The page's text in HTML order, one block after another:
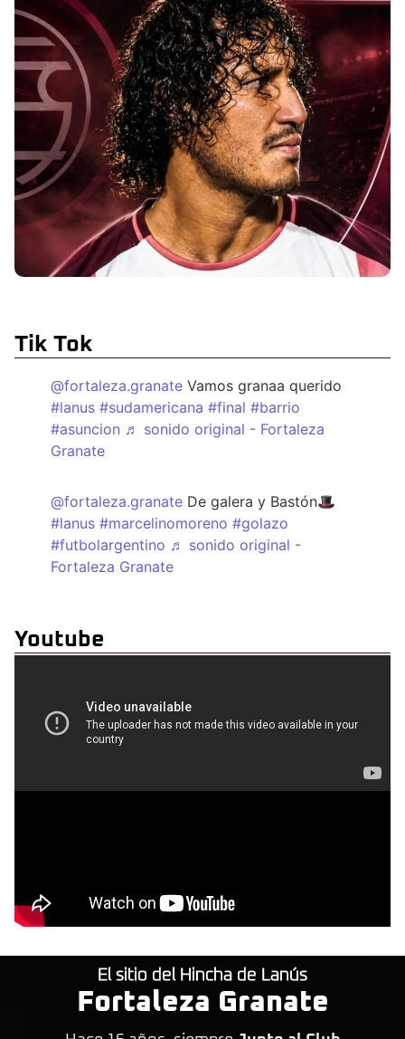
Tik Tok
@fortaleza.granate Vamos granaa querido
#lanus #sudamericana #final #barrio
#asuncion ♬ sonido original - Fortaleza
Granate
@fortaleza.granate De galera y Bastón🎩
#lanus #marcelinomoreno #golazo
#futbolargentino ♬ sonido original -
Fortaleza Granate
Youtube
El sitio del Hincha de Lanús
Fortaleza Granate